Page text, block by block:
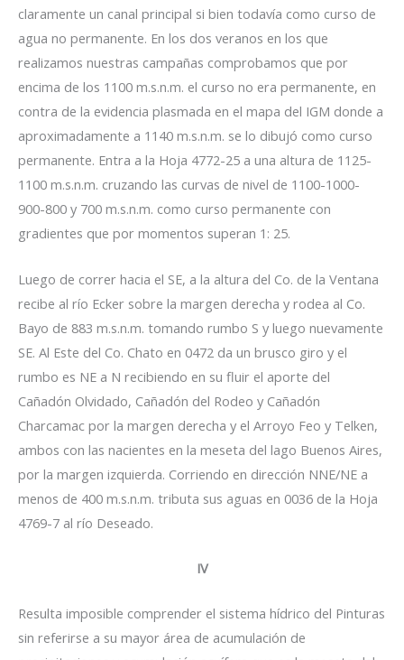
claramente un canal principal si bien todavía como curso de
agua no permanente. En los dos veranos en los que
realizamos nuestras campañas comprobamos que por
encima de los 1100 m.s.n.m. el curso no era permanente, en
contra de la evidencia plasmada en el mapa del IGM donde a
aproximadamente a 1140 m.s.n.m. se lo dibujó como curso
permanente. Entra a la Hoja 4772-25 a una altura de 1125-
1100 m.s.n.m. cruzando las curvas de nivel de 1100-1000-
900-800 y 700 m.s.n.m. como curso permanente con
gradientes que por momentos superan 1: 25.
Luego de correr hacia el SE, a la altura del Co. de la Ventana
recibe al río Ecker sobre la margen derecha y rodea al Co.
Bayo de 883 m.s.n.m. tomando rumbo S y luego nuevamente
SE. Al Este del Co. Chato en 0472 da un brusco giro y el
rumbo es NE a N recibiendo en su fluir el aporte del
Cañadón Olvidado, Cañadón del Rodeo y Cañadón
Charcamac por la margen derecha y el Arroyo Feo y Telken,
ambos con las nacientes en la meseta del lago Buenos Aires,
por la margen izquierda. Corriendo en dirección NNE/NE a
menos de 400 m.s.n.m. tributa sus aguas en 0036 de la Hoja
4769-7 al río Deseado.
IV
Resulta imposible comprender el sistema hídrico del Pinturas
sin referirse a su mayor área de acumulación de